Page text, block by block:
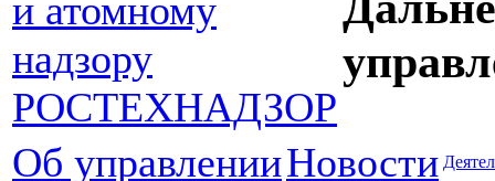
Об управленииНовости